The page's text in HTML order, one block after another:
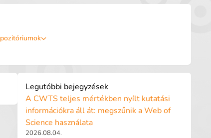
Legutóbbi bejegyzések
A CWTS teljes mértékben nyílt kutatási
információkra áll át: megszűnik a Web of
Science használata
2026.08.04.